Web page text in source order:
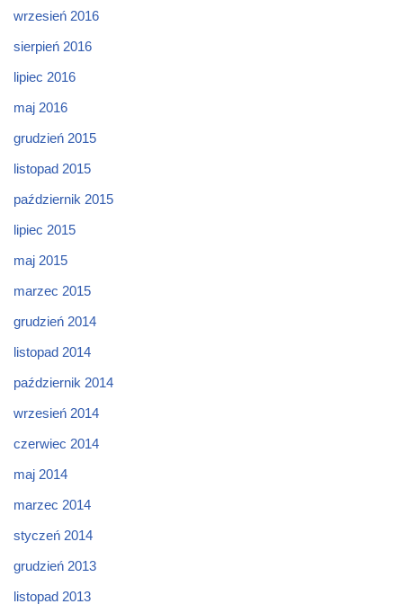
wrzesień 2016
sierpień 2016
lipiec 2016
maj 2016
grudzień 2015
listopad 2015
październik 2015
lipiec 2015
maj 2015
marzec 2015
grudzień 2014
listopad 2014
październik 2014
wrzesień 2014
czerwiec 2014
maj 2014
marzec 2014
styczeń 2014
grudzień 2013
listopad 2013